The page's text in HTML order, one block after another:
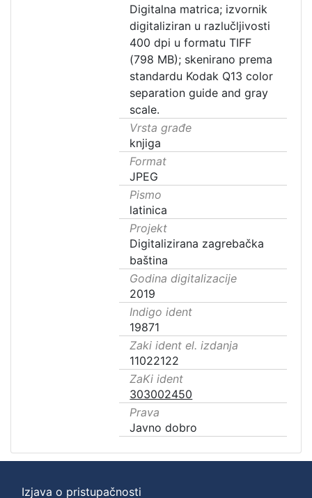
Digitalna matrica; izvornik
digitaliziran u razlučljivosti
400 dpi u formatu TIFF
(798 MB); skenirano prema
standardu Kodak Q13 color
separation guide and gray
scale.
Vrsta građe
knjiga
Format
JPEG
Pismo
latinica
Projekt
Digitalizirana zagrebačka
baština
Godina digitalizacije
2019
Indigo ident
19871
Zaki ident el. izdanja
11022122
ZaKi ident
303002450
Prava
Javno dobro
Izjava o pristupačnosti